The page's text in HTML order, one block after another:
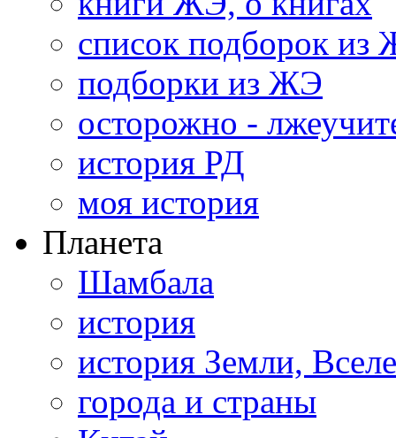
список подборок из
подборки из ЖЭ
осторожно -
история РД
моя история
Планета
Шамбала
история
история Земли,
города и страны